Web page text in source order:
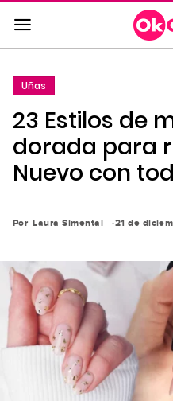
Saltar
al
contenido
a
la
navegación
principal
Uñas
23 Estilos de
dorada para
Nuevo con
Por Laura Simental 21 de